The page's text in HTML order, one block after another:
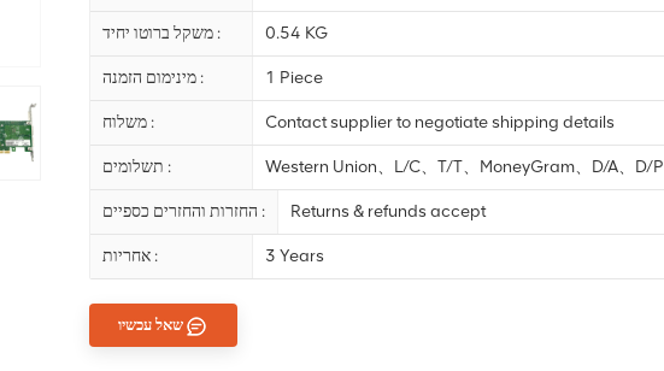
משקל ברוטו יחיד : 0.54 KG
מינימום הזמנה : 1 Piece
משלוח : Contact supplier to negotiate shipping details
תשלומים : Western Union、L/C、T/T、MoneyGram、D/A、D/P
החזרות והחזרים כספיים : Returns & refunds accept
אחריות : 3 Years
שאל עכשיו